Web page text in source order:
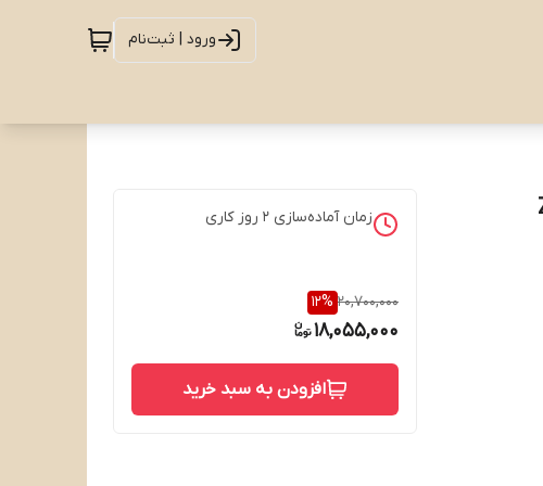
ورود | ثبت‌نام
زمان آماده‌سازی 2 روز کاری
20,700,000
12%
18,055,000
افزودن به سبد خرید